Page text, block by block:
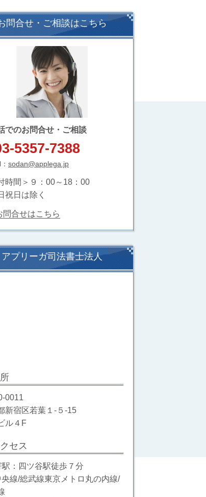
問合せ・ご相談はこちら
でのお問合せ・ご相談
5357-7388
sodan@applega.jp
時間＞９：00～18：00
祝日は除く
問合せはこちら
アプリーガ司法書士法人
0011
新宿区若葉１-５-15
ル４F
セス
駅：四ツ谷駅徒歩７分
線/総武線東京メトロ丸の内線/